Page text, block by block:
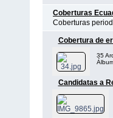
Coberturas
Coberturas
Cobertura de
35
Candidatas a